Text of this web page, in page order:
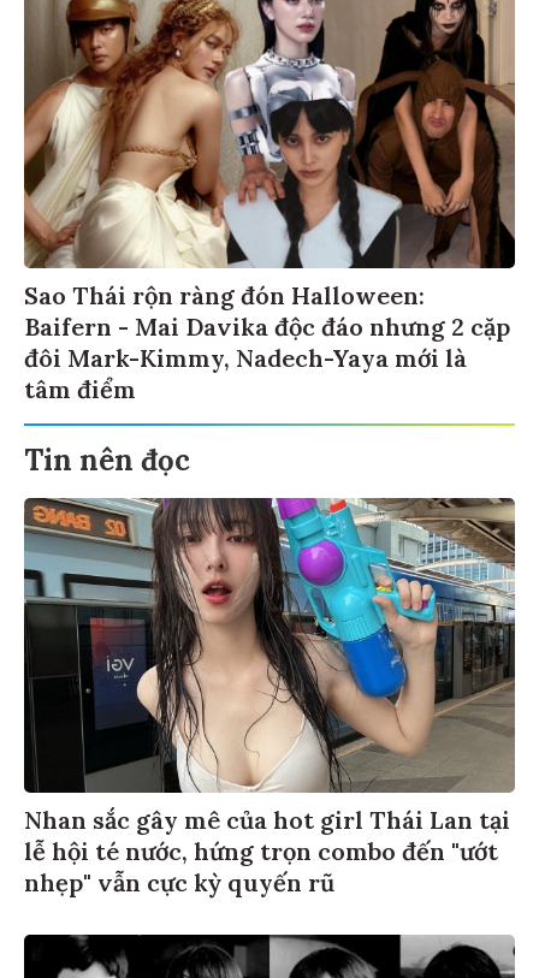
Sao Thái rộn ràng đón Halloween:
Baifern - Mai Davika độc đáo nhưng 2 cặp
đôi Mark-Kimmy, Nadech-Yaya mới là
tâm điểm
Tin nên đọc
Nhan sắc gây mê của hot girl Thái Lan tại
lễ hội té nước, hứng trọn combo đến "ướt
nhẹp" vẫn cực kỳ quyến rũ